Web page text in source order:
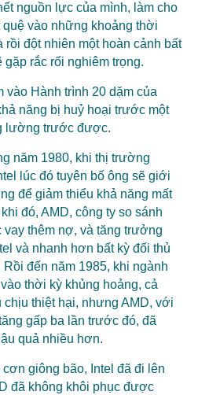
nguồn lực của mình, làm cho
quệ vào những khoảng thời
rồi đột nhiên một hoàn cảnh bất
gặp rắc rối nghiêm trọng.
vào Hành trình 20 dặm của
năng bị huỷ hoại trước một
lường trước được.
năm 1980, khi thị trường
lúc đó tuyên bố ông sẽ giới
để giảm thiểu khả năng mất
đó, AMD, công ty so sánh
thêm nợ, và tăng trưởng
và nhanh hơn bất kỳ đối thủ
Rồi đến năm 1985, khi ngành
thời kỳ khủng hoảng, cả
chịu thiệt hại, nhưng AMD, với
gấp ba lần trước đó, đã
quả nhiều hơn.
giông bão, Intel đã đi lên
đã không khôi phục được